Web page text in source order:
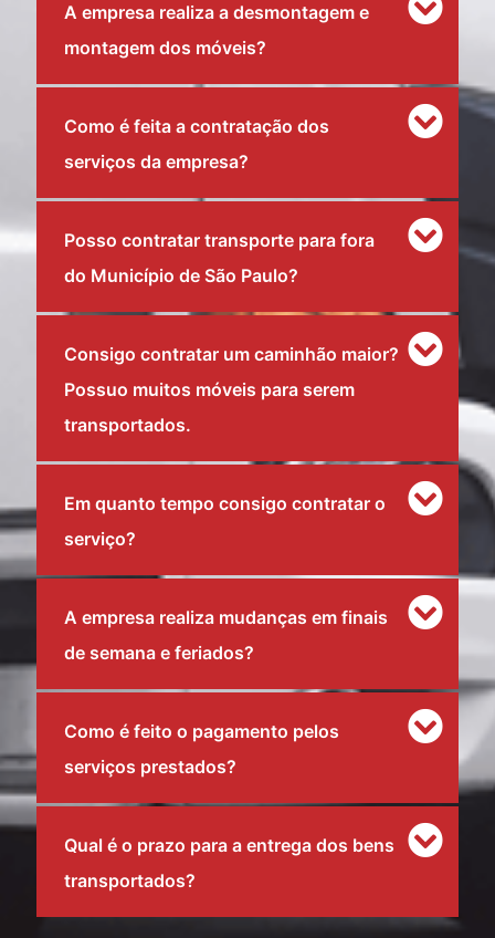
A empresa realiza a desmontagem e
montagem dos móveis?
Como é feita a contratação dos
serviços da empresa?
Posso contratar transporte para fora
do Município de São Paulo?
Consigo contratar um caminhão maior?
Possuo muitos móveis para serem
transportados.
Em quanto tempo consigo contratar o
serviço?
A empresa realiza mudanças em finais
de semana e feriados?
Como é feito o pagamento pelos
serviços prestados?
Qual é o prazo para a entrega dos bens
transportados?